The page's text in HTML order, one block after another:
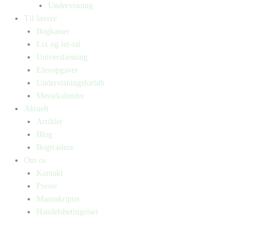
Undervisning
Til lærere
Bogkasser
Lix og let-tal
Universlæsning
Elevopgaver
Undervisningsforløb
Messekalender
Aktuelt
Artikler
Blog
Bogtrailere
Om os
Kontakt
Presse
Manuskripter
Handelsbetingelser